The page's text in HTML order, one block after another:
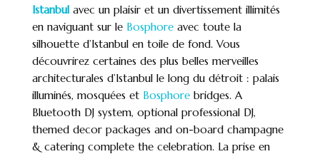
Istanbul avec un plaisir et un divertissement illimités
en naviguant sur le Bosphore avec toute la
silhouette d’Istanbul en toile de fond. Vous
découvrirez certaines des plus belles merveilles
architecturales d’Istanbul le long du détroit : palais
illuminés, mosquées et Bosphore bridges. A
Bluetooth DJ system, optional professional DJ,
themed decor packages and on-board champagne
& catering complete the celebration. La prise en